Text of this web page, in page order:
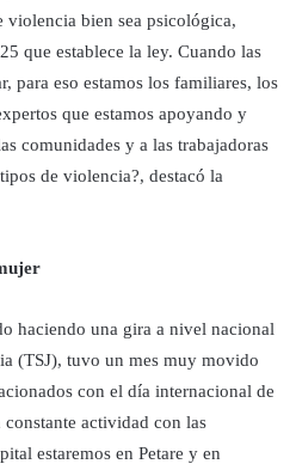
violencia bien sea psicológica,
que establece la ley. Cuando las
para eso estamos los familiares, los
que estamos apoyando y
comunidades y a las trabajadoras
de violencia?, destacó la
haciendo una gira a nivel nacional
(TSJ), tuvo un mes muy movido
con el día internacional de
actividad con las
estaremos en Petare y en